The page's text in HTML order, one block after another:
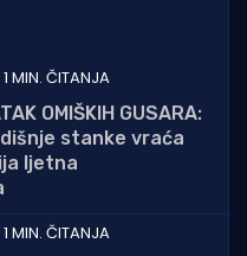
1 MIN. ČITANJA
OMIŠKIH GUSARA:
stanke vraća
ljetna
1 MIN. ČITANJA